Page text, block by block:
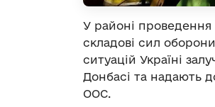
У районі проведення
складові сил
ситуацій Україні
Донбасі та надають
ООС.